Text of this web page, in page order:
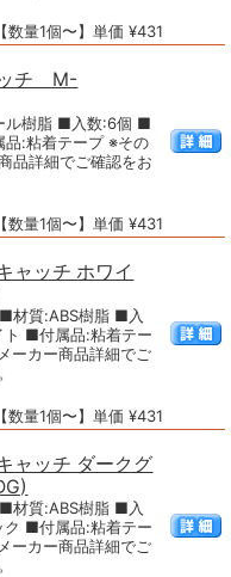
【数量1個〜】単価 ¥431
ッチ M-
ル樹脂 ■入数:6個 ■
:粘着テープ ※その
品詳細でご確認をお
【数量1個〜】単価 ¥431
ャッチ ホワイ
材質:ABS樹脂 ■入
■付属品:粘着テー
ーカー商品詳細でご
【数量1個〜】単価 ¥431
ャッチ ダークグ
材質:ABS樹脂 ■入
■付属品:粘着テー
ーカー商品詳細でご